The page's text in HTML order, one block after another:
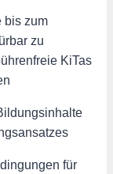
bis zum
zu
KiTas
für